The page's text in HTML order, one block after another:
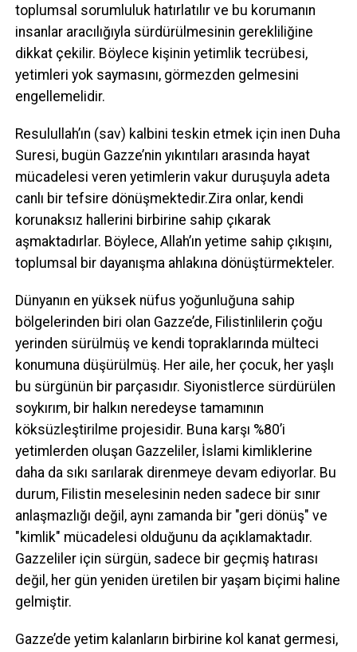
toplumsal sorumluluk hatırlatılır ve bu korumanın
insanlar aracılığıyla sürdürülmesinin gerekliliğine
dikkat çekilir. Böylece kişinin yetimlik tecrübesi,
yetimleri yok saymasını, görmezden gelmesini
engellemelidir.
Resulullah’ın (sav) kalbini teskin etmek için inen Duha
Suresi, bugün Gazze’nin yıkıntıları arasında hayat
mücadelesi veren yetimlerin vakur duruşuyla adeta
canlı bir tefsire dönüşmektedir.Zira onlar, kendi
korunaksız hallerini birbirine sahip çıkarak
aşmaktadırlar. Böylece, Allah’ın yetime sahip çıkışını,
toplumsal bir dayanışma ahlakına dönüştürmekteler.
Dünyanın en yüksek nüfus yoğunluğuna sahip
bölgelerinden biri olan Gazze’de, Filistinlilerin çoğu
yerinden sürülmüş ve kendi topraklarında mülteci
konumuna düşürülmüş. Her aile, her çocuk, her yaşlı
bu sürgünün bir parçasıdır. Siyonistlerce sürdürülen
soykırım, bir halkın neredeyse tamamının
köksüzleştirilme projesidir. Buna karşı %80’i
yetimlerden oluşan Gazzeliler, İslami kimliklerine
daha da sıkı sarılarak direnmeye devam ediyorlar. Bu
durum, Filistin meselesinin neden sadece bir sınır
anlaşmazlığı değil, aynı zamanda bir "geri dönüş" ve
"kimlik" mücadelesi olduğunu da açıklamaktadır.
Gazzeliler için sürgün, sadece bir geçmiş hatırası
değil, her gün yeniden üretilen bir yaşam biçimi haline
gelmiştir.
Gazze’de yetim kalanların birbirine kol kanat germesi,